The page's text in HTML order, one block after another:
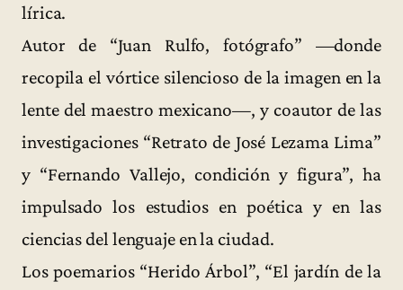
lírica.
Autor de “Juan Rulfo, fotógrafo” —donde
recopila el vórtice silencioso de la imagen en la
lente del maestro mexicano—, y coautor de las
investigaciones “Retrato de José Lezama Lima”
y “Fernando Vallejo, condición y figura”, ha
impulsado los estudios en poética y en las
ciencias del lenguaje en la ciudad.
Los poemarios “Herido Árbol”, “El jardín de la